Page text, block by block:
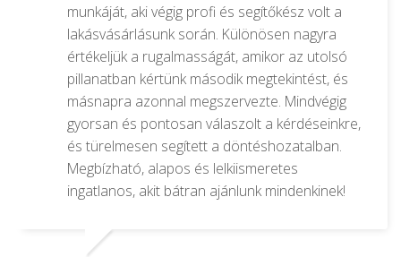
munkáját, aki végig profi és segítőkész volt a
lakásvásárlásunk során. Különösen nagyra
értékeljük a rugalmasságát, amikor az utolsó
pillanatban kértünk második megtekintést, és
másnapra azonnal megszervezte. Mindvégig
gyorsan és pontosan válaszolt a kérdéseinkre,
és türelmesen segített a döntéshozatalban.
Megbízható, alapos és lelkiismeretes
ingatlanos, akit bátran ajánlunk mindenkinek!